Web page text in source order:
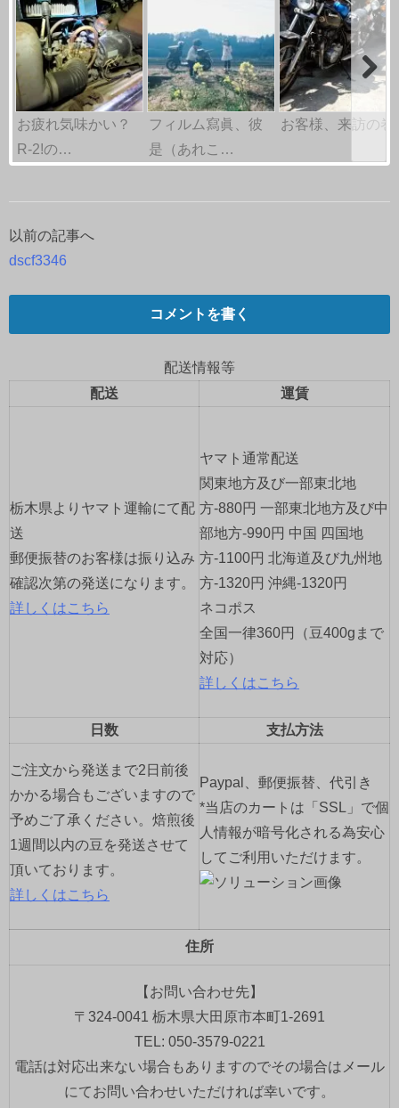
お疲れ気味かい？
R-2!の…
フィルム寫眞、彼
是（あれこ…
お客様、来訪の巻
投
ョ
ン
以前の記事へ
dscf3346
コメントを書く
配送情報等
配送
運賃
栃木県よりヤマト運輸にて配
送
郵便振替のお客様は振り込み
確認次第の発送になります。
詳しくはこちら
ヤマト通常配送
関東地方及び一部東北地
方-880円 一部東北地方及び中
部地方-990円 中国 四国地
方-1100円 北海道及び九州地
方-1320円 沖縄-1320円
ネコポス
全国一律360円（豆400gまで
対応）
詳しくはこちら
日数 支払方法
ご注文から発送まで2日前後
かかる場合もございますので
予めご了承ください。焙煎後
1週間以内の豆を発送させて
頂いております。
詳しくはこちら
Paypal、郵便振替、代引き
*当店のカートは「SSL」で個
人情報が暗号化される為安心
してご利用いただけます。
住所
【お問い合わせ先】
〒324-0041 栃木県大田原市本町1-2691
TEL: 050-3579-0221
電話は対応出来ない場合もありますのでその場合はメール
にてお問い合わせいただければ幸いです。